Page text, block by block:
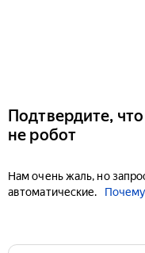
Подтвердите,
не робот
Нам очень жаль, но
автоматические.